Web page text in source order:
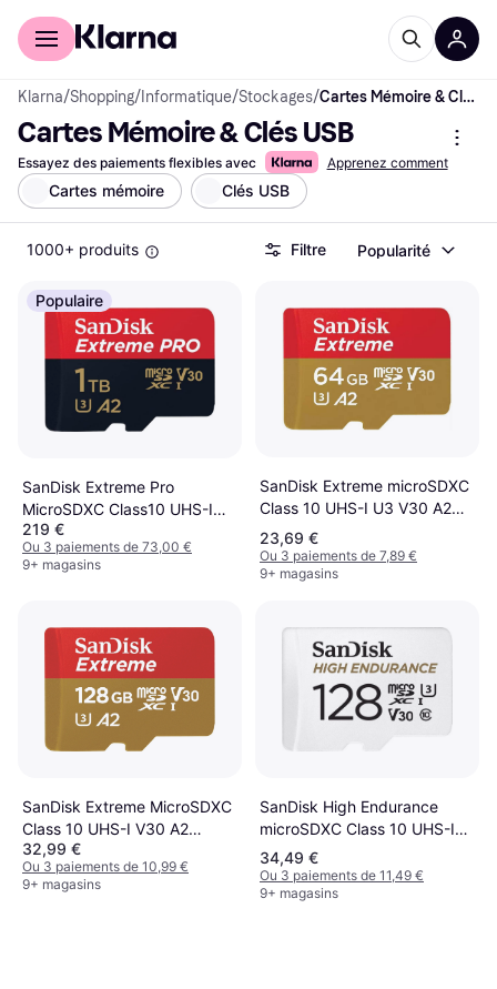
Acheter avec Klarna
Klarna/Shopping/ Informatique/Stockages/ Cartes Mémoire & Clés USB
Cartes Mémoire & Clés USB
Essayez des paiements flexibles avec Apprenez comment
Cartes mémoire Clés USB
1000+ produits Filtre Popularité
Populaire
SanDisk Extreme Pro
MicroSDXC Class10 UHS-I
U3 V30 A2 200/140MB/s 1TB
+SD adapter
219 €
Ou 3 paiements de 73,00 €
9+ magasins
SanDisk Extreme microSDXC
Class 10 UHS-I U3 V30 A2
170/80MB/s 64GB
23,69 €
Ou 3 paiements de 7,89 €
9+ magasins
SanDisk Extreme MicroSDXC
Class 10 UHS-I V30 A2
190/90MB/s 128 GB
32,99 €
Ou 3 paiements de 10,99 €
9+ magasins
SanDisk High Endurance
microSDXC Class 10 UHS-I
U3 V30 128GB +Adapter
34,49 €
Ou 3 paiements de 11,49 €
9+ magasins